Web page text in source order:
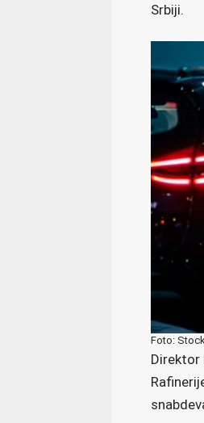
Srbiji.
Foto:
Direktor